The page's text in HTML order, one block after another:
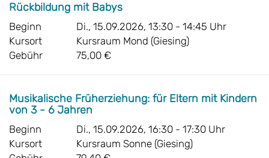
Rückbildung mit Babys
Beginn
Di., 15.09.2026, 13:30 - 14:45 Uhr
Kursort
Kursraum Mond (Giesing)
Gebühr
75,00 €
Musikalische Früherziehung: für Eltern mit Kindern
von 3 - 6 Jahren
Beginn
Di., 15.09.2026, 16:30 - 17:30 Uhr
Kursort
Kursraum Sonne (Giesing)